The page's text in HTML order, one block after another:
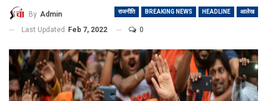
राजनीति BREAKING NEWS HEADLINE आलेख
By Admin
Last Updated Feb 7, 2022 0